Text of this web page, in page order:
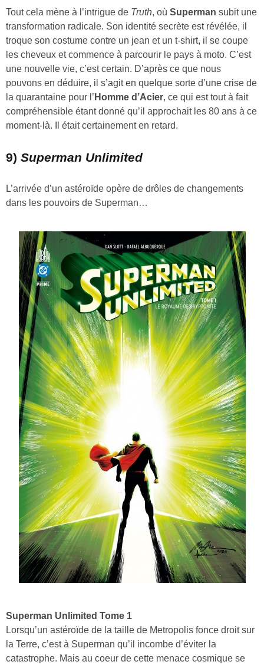
Tout cela mène à l’intrigue de Truth, où Superman subit une
transformation radicale. Son identité secrète est révélée, il
troque son costume contre un jean et un t-shirt, il se coupe
les cheveux et commence à parcourir le pays à moto. C’est
une nouvelle vie, c’est certain. D’après ce que nous
pouvons en déduire, il s’agit en quelque sorte d’une crise de
la quarantaine pour l’ Homme d’Acier, ce qui est tout à fait
compréhensible étant donné qu’il approchait les 80 ans à ce
moment-là. Il était certainement en retard.
9) Superman Unlimited
L’arrivée d’un astéroïde opère de drôles de changements
dans les pouvoirs de Superman…
Superman Unlimited Tome 1
Lorsqu’un astéroïde de la taille de Metropolis fonce droit sur
la Terre, c’est à Superman qu’il incombe d’éviter la
catastrophe. Mais au coeur de cette menace cosmique se